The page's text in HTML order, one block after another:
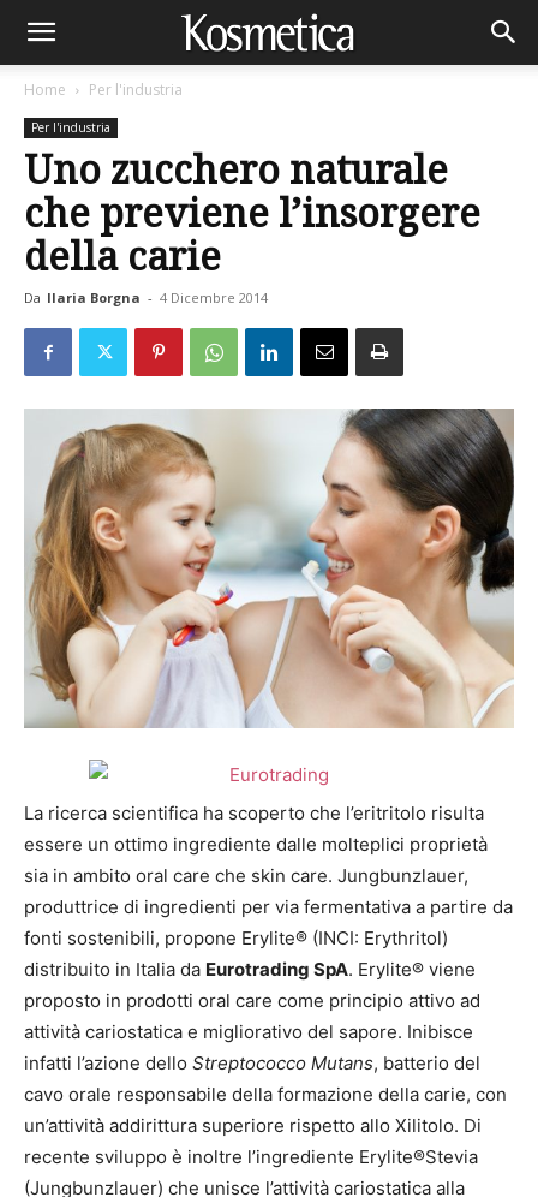
Home Per l'industria
Per l'industria
Uno zucchero naturale
che previene l’insorgere
della carie
Da Ilaria Borgna - 4 Dicembre 2014
La ricerca scientifica ha scoperto che l’eritritolo risulta
essere un ottimo ingrediente dalle molteplici proprietà
sia in ambito oral care che skin care. Jungbunzlauer,
produttrice di ingredienti per via fermentativa a partire da
fonti sostenibili, propone Erylite® (INCI: Erythritol)
distribuito in Italia da Eurotrading SpA. Erylite® viene
proposto in prodotti oral care come principio attivo ad
attività cariostatica e migliorativo del sapore. Inibisce
infatti l’azione dello Streptococco Mutans, batterio del
cavo orale responsabile della formazione della carie, con
un’attività addirittura superiore rispetto allo Xilitolo. Di
recente sviluppo è inoltre l’ingrediente Erylite®Stevia
(Jungbunzlauer) che unisce l’attività cariostatica alla